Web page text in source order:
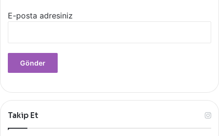
E-posta adresiniz
Takip Et